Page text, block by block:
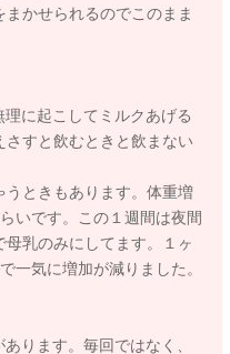
かせられるのでこのまま
に起こしてミルクあげる
すと飲むときと飲まない
ときもあります。体重増
いです。この１週間は夜間
乳のみにしてます。１ヶ
一気に増加が減りました。
ります。毎回ではなく、